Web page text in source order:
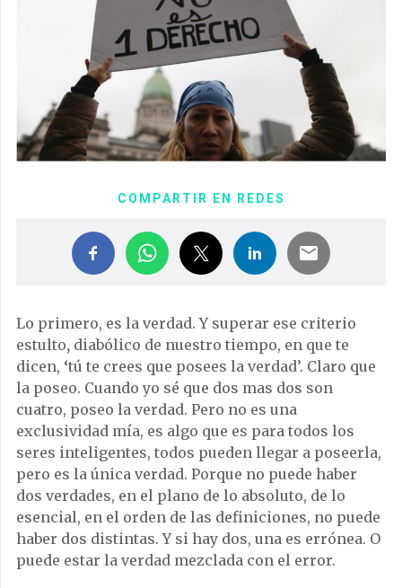
COMPARTIR EN REDES
Lo primero, es la verdad. Y superar ese criterio
estulto, diabólico de nuestro tiempo, en que te
dicen, ‘tú te crees que posees la verdad’. Claro que
la poseo. Cuando yo sé que dos mas dos son
cuatro, poseo la verdad. Pero no es una
exclusividad mía, es algo que es para todos los
seres inteligentes, todos pueden llegar a poseerla,
pero es la única verdad. Porque no puede haber
dos verdades, en el plano de lo absoluto, de lo
esencial, en el orden de las definiciones, no puede
haber dos distintas. Y si hay dos, una es errónea. O
puede estar la verdad mezclada con el error.